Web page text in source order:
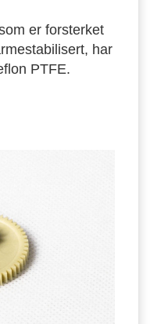
er forsterket
har
PTFE.